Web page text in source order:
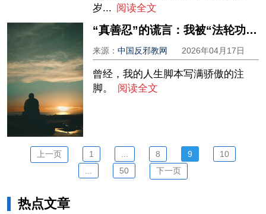
岁... 阅读全文
“真善忍”的谎言：我被“法轮功”掏空一切的故事
来源：中国反邪教网 2026年04月17日
曾经，我的人生脚本写满骄傲的注
脚。
阅读全文
上一页 1 ... 8 9
10
...
50 下一页
热点文章